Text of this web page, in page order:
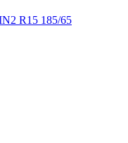
R15 185/65